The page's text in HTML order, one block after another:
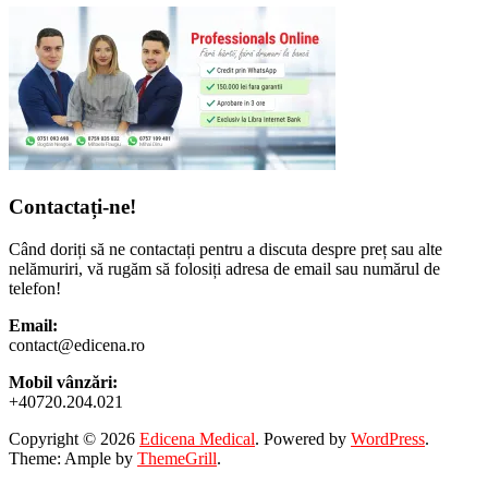
Contactați-ne!
Când doriți să ne contactați pentru a discuta despre preț sau alte
nelămuriri, vă rugăm să folosiți adresa de email sau numărul de
telefon!
Email:
contact@edicena.ro
Mobil vânzări:
+40720.204.021
Copyright © 2026 Edicena Medical. Powered by WordPress.
Theme: Ample by ThemeGrill.